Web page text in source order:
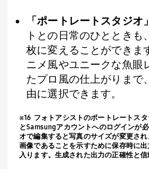
「ポートレートスタジオ」
トとの日常のひとときも
枚に変えることができま
ニメ風やユニークな魚眼
たプロ風の仕上がりまで
由に選択できます。
※16 フォトアシストのポートレートス
とSamsungアカウントへのログインが
オで編集すると写真のサイズが変更され
画像であることを示すために保存時に
入ります。生成された出力の正確性と信